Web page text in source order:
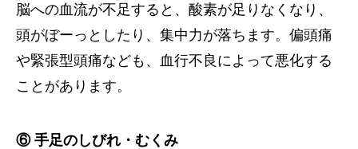
脳への血流が不足すると、酸素が足りなくなり、
頭がぼーっとしたり、集中力が落ちます。偏頭痛
や緊張型頭痛なども、血行不良によって悪化する
ことがあります。
⑥ 手足のしびれ・むくみ